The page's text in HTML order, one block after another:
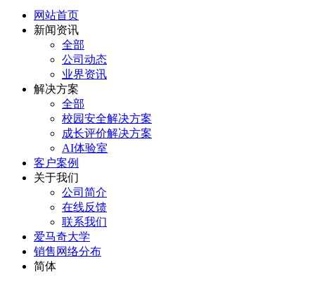
网站首页
新闻资讯
全部
公司动态
业界资讯
解决方案
全部
校园安全解决方案
成长评价解决方案
AI体验室
客户案例
关于我们
公司简介
在线反馈
联系我们
爱马奇大学
销售网络分布
简体